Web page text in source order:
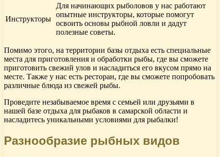
Инструкторы
Для начинающих рыболовов у нас работают
опытные инструкторы, которые помогут
освоить основы рыбной ловли и дадут
полезные советы.
Помимо этого, на территории базы отдыха есть специальные
места для приготовления и обработки рыбы, где вы сможете
приготовить свежий улов и насладиться его вкусом прямо на
месте. Также у нас есть ресторан, где вы сможете попробовать
различные блюда из свежей рыбы.
Проведите незабываемое время с семьей или друзьями в
нашей базе отдыха для рыбаков в самарской области и
насладитесь уникальными условиями для рыбалки!
Разнообразие рыбных видов